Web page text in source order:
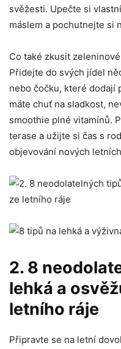
svěžesti.‌ Upečte si⁢
⁣máslem a pochutnejte ⁢si
Co také zkusit
Přidejte ⁣do svých jídel
nebo čočku, které dodají
máte chuť na sladkost,
smoothie plné vitamínů.
terase‌ a užijte si čas s
⁢objevování ⁢nových
2. 8​
lehká a‌
letního ráje
Připravte se na letní